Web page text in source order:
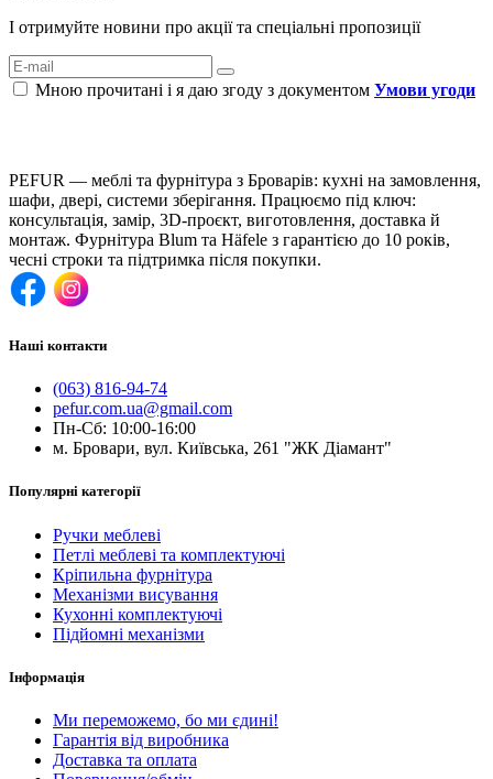
І отримуйте новини про акції та спеціальні пропозиції
Мною прочитані і я даю згоду з документом Умови угоди
PEFUR — меблі та фурнітура з Броварів: кухні на замовлення,
шафи, двері, системи зберігання. Працюємо під ключ:
консультація, замір, 3D-проєкт, виготовлення, доставка й
монтаж. Фурнітура Blum та Häfele з гарантією до 10 років,
чесні строки та підтримка після покупки.
Наші контакти
(063) 816-94-74
pefur.com.ua@gmail.com
Пн-Сб: 10:00-16:00
м. Бровари, вул. Київська, 261 "ЖК Діамант"
Популярні категорії
Ручки меблеві
Петлі меблеві та комплектуючі
Кріпильна фурнітура
Механізми висування
Кухонні комплектуючі
Підйомні механізми
Інформація
Ми переможемо, бо ми єдині!
Гарантія від виробника
Доставка та оплата